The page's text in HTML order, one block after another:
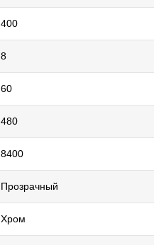
400
8
60
480
8400
Прозрачный
Хром